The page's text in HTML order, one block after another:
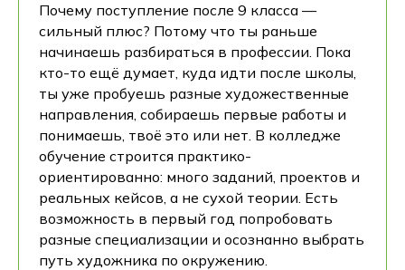
Почему поступление после 9 класса —
сильный плюс? Потому что ты раньше
начинаешь разбираться в профессии. Пока
кто-то ещё думает, куда идти после школы,
ты уже пробуешь разные художественные
направления, собираешь первые работы и
понимаешь, твоё это или нет. В колледже
обучение строится практико-
ориентированно: много заданий, проектов и
реальных кейсов, а не сухой теории. Есть
возможность в первый год попробовать
разные специализации и осознанно выбрать
путь художника по окружению.